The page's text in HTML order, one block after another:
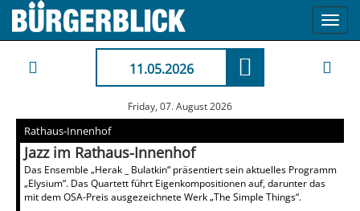
11.05.2026
Friday, 07. August 2026
Rathaus-Innenhof
Jazz im Rathaus-Innenhof
Das Ensemble „Herak _ Bulatkin“ präsentiert sein aktuelles Programm
„Elysium“. Das Quartett führt Eigenkompositionen auf, darunter das
mit dem OSA-Preis ausgezeichnete Werk „The Simple Things“.